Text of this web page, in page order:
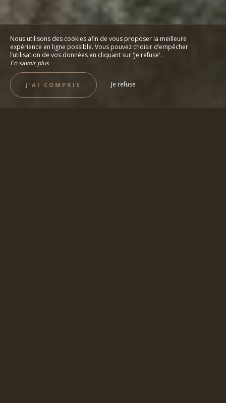
Nous utilisons des cookies afin de vous proposer la meilleure
expérience en ligne possible. Vous pouvez choisir d’empêcher
l’utilisation de vos données en cliquant sur 'Je refuse'.
En savoir plus
J’AI COMPRIS Je refuse